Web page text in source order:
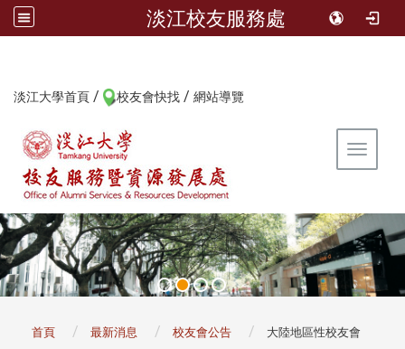
淡江校友服務處
淡江大學首頁 / 校友會快找 / 網站導覽
Toggle
首頁 最新消息 校友會公告 大陸地區性校友會